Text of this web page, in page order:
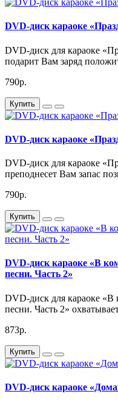
DVD-диск караоке
DVD-диск для караоке
подарит Вам заряд
790р.
Купить
DVD-диск караоке
DVD-диск для караоке
преподнесет Вам запас
790р.
Купить
DVD-диск караоке «В
песни. Часть 2»
DVD-диск для караоке «В
песни. Часть 2»
873р.
Купить
DVD-диск караоке